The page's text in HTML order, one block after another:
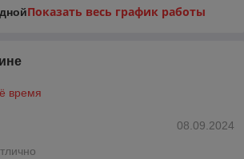
Показать весь график работы
время
08.09.2024